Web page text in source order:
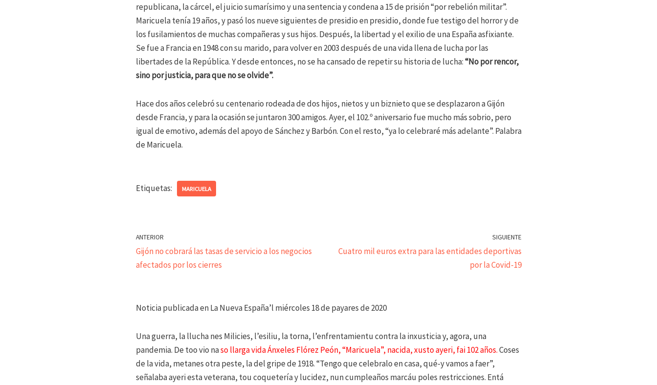
republicana, la cárcel, el juicio sumarísimo y una sentencia y condena a 15 de prisión “por rebelión militar”.
Maricuela tenía 19 años, y pasó los nueve siguientes de presidio en presidio, donde fue testigo del horror y de
los fusilamientos de muchas compañeras y sus hijos. Después, la libertad y el exilio de una España asfixiante.
Se fue a Francia en 1948 con su marido, para volver en 2003 después de una vida llena de lucha por las
libertades de la República. Y desde entonces, no se ha cansado de repetir su historia de lucha:“No por rencor,
sino por justicia, para que no se olvide”.
Hace dos años celebró su centenario rodeada de dos hijos, nietos y un biznieto que se desplazaron a Gijón
desde Francia, y para la ocasión se juntaron 300 amigos. Ayer, el 102.º aniversario fue mucho más sobrio, pero
igual de emotivo, además del apoyo de Sánchez y Barbón. Con el resto, “ya lo celebraré más adelante”. Palabra
de Maricuela.
Etiquetas: MARICUELA
ANTERIOR
Gijón no cobrará las tasas de servicio a los negocios
afectados por los cierres
SIGUIENTE
Cuatro mil euros extra para las entidades deportivas
por la Covid-19
Noticia publicada en La Nueva España’l miércoles 18 de payares de 2020
Una guerra, la llucha nes Milicies, l’esiliu, la torna, l’enfrentamientu contra la inxusticia y, agora, una
pandemia. De too vio naso llarga vida Ánxeles Flórez Peón, “Maricuela”, nacida, xusto ayeri, fai 102 años.Coses
de la vida, metanes otra peste, la del gripe de 1918. “Tengo que celebralo en casa, qué-y vamos a faer”,
señalaba ayeri esta veterana, tou coquetería y lucidez, nun cumpleaños marcáu poles restricciones. Entá